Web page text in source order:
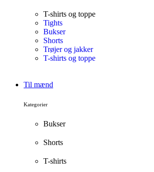
T-shirts og toppe
Tights
Bukser
Shorts
Trøjer og jakker
T-shirts og toppe
Til mænd
Kategorier
Bukser
Shorts
T-shirts